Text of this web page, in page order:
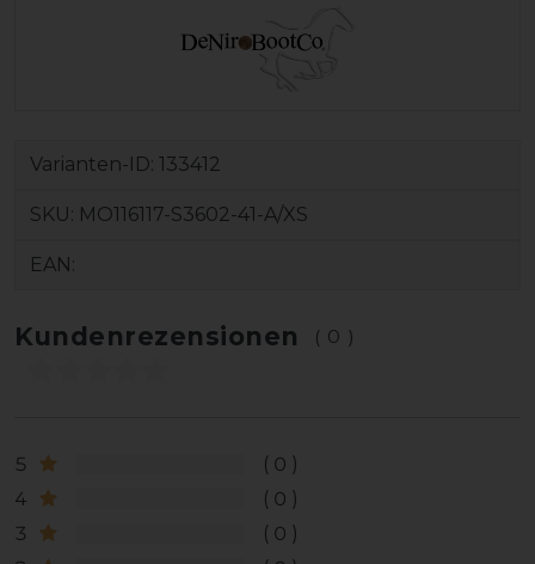
Varianten-ID: 133412
SKU: MO116117-S3602-41-A/XS
EAN:
Kundenrezensionen (0)
5
0
4
0
3
0